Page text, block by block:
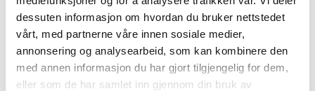
dessuten informasjon om hvordan du bruker nettstedet
vårt, med partnerne våre innen sosiale medier,
annonsering og analysearbeid, som kan kombinere den
med annen informasjon du har gjort tilgjengelig for dem,
eller som de har samlet inn gjennom din bruk av
Vannbrett
Lagerførte varianter